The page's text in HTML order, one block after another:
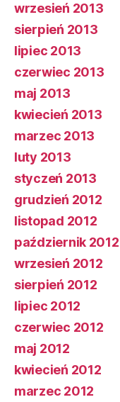
wrzesień 2013
sierpień 2013
lipiec 2013
czerwiec 2013
maj 2013
kwiecień 2013
marzec 2013
luty 2013
styczeń 2013
grudzień 2012
listopad 2012
październik 2012
wrzesień 2012
sierpień 2012
lipiec 2012
czerwiec 2012
maj 2012
kwiecień 2012
marzec 2012